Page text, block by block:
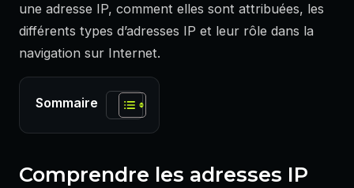
une adresse IP, comment elles sont attribuées, les
différents types d’adresses IP et leur rôle dans la
navigation sur Internet.
Sommaire
Comprendre les adresses IP